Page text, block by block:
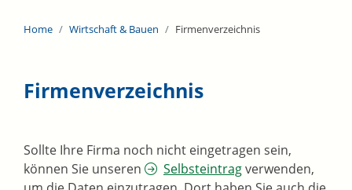
Home Wirtschaft & Bauen Firmenverzeichnis
Firmenverzeichnis
Sollte Ihre Firma noch nicht eingetragen sein,
können Sie unseren
Selbsteintragverwenden,